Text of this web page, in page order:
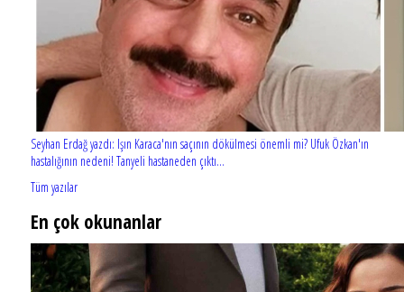
Seyhan Erdağ yazdı: Işın Karaca'nın saçının dökülmesi önemli mi? Ufuk Özkan'ın
hastalığının nedeni! Tanyeli hastaneden çıktı...
Tüm yazılar
En çok okunanlar